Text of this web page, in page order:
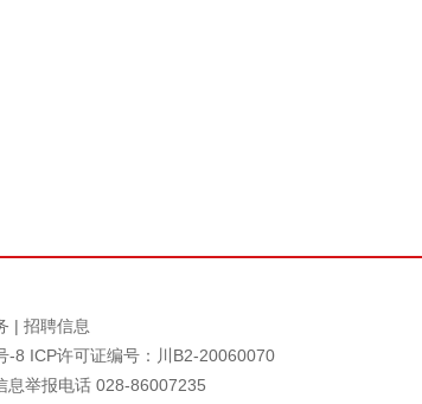
| 招聘信息
-8 ICP许可证编号：川B2-20060070
息举报电话 028-86007235